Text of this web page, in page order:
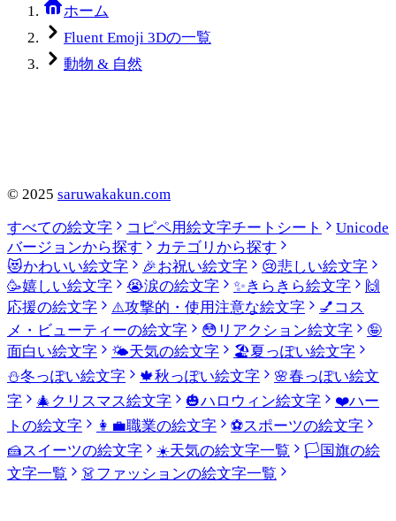
ホーム
Fluent Emoji 3Dの一覧
動物 & 自然
© 2025 saruwakakun.com
すべての絵文字
コピペ用絵文字チートシート
Unicode
バージョンから探す
カテゴリから探す
😻かわいい絵文字 🎉お祝い絵文字 😢悲しい絵文字
🥳嬉しい絵文字 😭涙の絵文字 ✨きらきら絵文字
🙌
応援の絵文字
⚠️攻撃的・使用注意な絵文字 💅 コス
メ・ビューティーの絵文字
😳 リアクション絵文字
🤪
面白い絵文字
🌤️天気の絵文字 🏖️夏っぽい絵文字
⛄冬っぽい絵文字 🍁秋っぽい絵文字 🌸春っぽい絵文
字
🎄 クリスマス絵文字 🎃ハロウィン絵文字 ❤️ハー
トの絵文字
👩‍💼職業の絵文字 ⚽スポーツの絵文字
🍰スイーツの絵文字 ☀️天気の絵文字一覧 🏳️国旗の絵
文字一覧
👗ファッションの絵文字一覧